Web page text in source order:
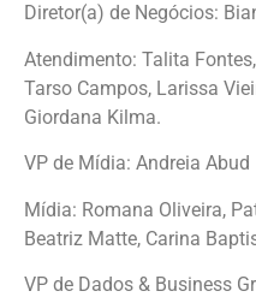
Diretor(a) de Negócios:
Atendimento: Talita
Tarso Campos, Larissa
Giordana Kilma.
VP de Mídia: Andreia Abud
Mídia: Romana Oliveira,
Beatriz Matte, Carina
VP de Dados & Business